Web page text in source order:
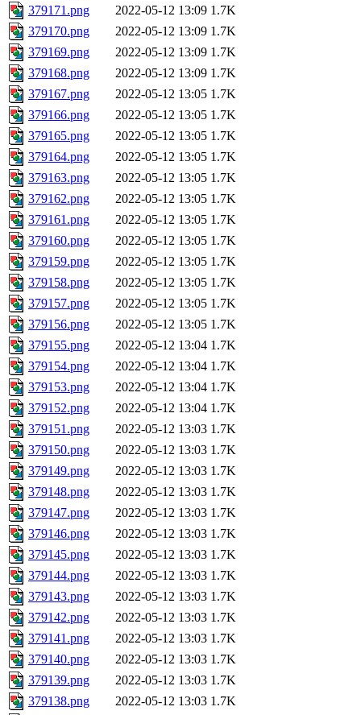
379171.png
2022-05-12 13:09 1.7K
379170.png
2022-05-12 13:09 1.7K
379169.png
2022-05-12 13:09 1.7K
379168.png
2022-05-12 13:09 1.7K
379167.png
2022-05-12 13:05 1.7K
379166.png
2022-05-12 13:05 1.7K
379165.png
2022-05-12 13:05 1.7K
379164.png
2022-05-12 13:05 1.7K
379163.png
2022-05-12 13:05 1.7K
379162.png
2022-05-12 13:05 1.7K
379161.png
2022-05-12 13:05 1.7K
379160.png
2022-05-12 13:05 1.7K
379159.png
2022-05-12 13:05 1.7K
379158.png
2022-05-12 13:05 1.7K
379157.png
2022-05-12 13:05 1.7K
379156.png
2022-05-12 13:05 1.7K
379155.png
2022-05-12 13:04 1.7K
379154.png
2022-05-12 13:04 1.7K
379153.png
2022-05-12 13:04 1.7K
379152.png
2022-05-12 13:04 1.7K
379151.png
2022-05-12 13:03 1.7K
379150.png
2022-05-12 13:03 1.7K
379149.png
2022-05-12 13:03 1.7K
379148.png
2022-05-12 13:03 1.7K
379147.png
2022-05-12 13:03 1.7K
379146.png
2022-05-12 13:03 1.7K
379145.png
2022-05-12 13:03 1.7K
379144.png
2022-05-12 13:03 1.7K
379143.png
2022-05-12 13:03 1.7K
379142.png
2022-05-12 13:03 1.7K
379141.png
2022-05-12 13:03 1.7K
379140.png
2022-05-12 13:03 1.7K
379139.png
2022-05-12 13:03 1.7K
379138.png
2022-05-12 13:03 1.7K